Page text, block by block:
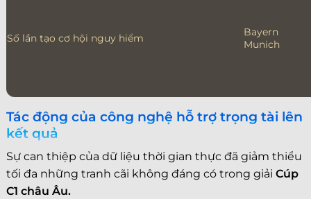
Số lần tạo cơ hội nguy hiểm
Bayern
Munich
Tác động của công nghệ hỗ trợ trọng tài lên
kết quả
Sự can thiệp của dữ liệu thời gian thực đã giảm thiểu
tối đa những tranh cãi không đáng có trong giải Cúp
C1 châu Âu.